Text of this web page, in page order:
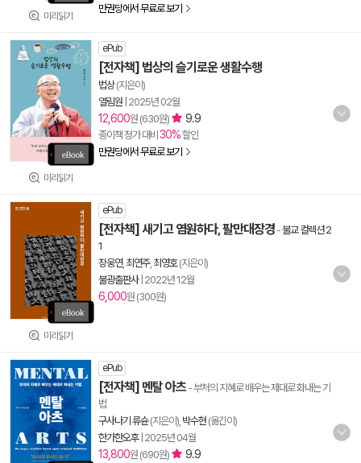
미리읽기
만권당에서 무료로 보기
미리읽기
ePub
[전자책] 법상의 슬기로운 생활수행
법상(지은이)
열림원 2025년 02월
12,600원 (630원) 9.9
종이책 정가 대비 30%할인
만권당에서 무료로 보기
미리읽기
ePub
[전자책] 새기고 염원하다, 팔만대장경 -불교 컬렉션 2
1
장웅연, 최연주, 최영호(지은이)
불광출판사| 2022년 12월
6,000원 (300원)
ePub
[전자책] 멘탈 아츠 - 부처의 지혜로 배우는 제대로 화내는 기
법
구사나기 류슌(지은이), 박수현 (옮긴이)
한가한오후| 2025년 04월
13,800원 (690원) 9.9